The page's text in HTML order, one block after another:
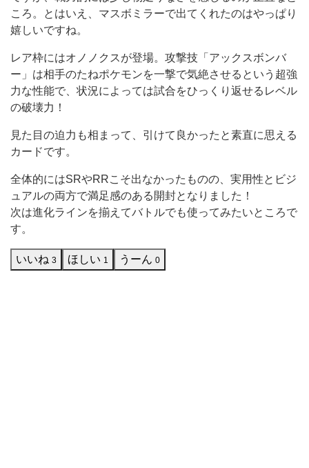
見
た
の
イ
ン
パ
ク
ト
は
十
分。
背
景
ころ。とはいえ、マスボミラーで出てくれたのはやっぱり
嬉しいですね。
レア枠にはオノノクスが登場。攻撃技「アックスボンバ
ー」は相手のたねポケモンを一撃で気絶させるという超強
力な性能で、状況によっては試合をひっくり返せるレベル
の破壊力！
見た目の迫力も相まって、引けて良かったと素直に思える
カードです。
全体的にはSRやRRこそ出なかったものの、実用性とビジ
ュアルの両方で満足感のある開封となりました！
次は進化ラインを揃えてバトルでも使ってみたいところで
す。
いいね 3 ほしい 1 うーん 0